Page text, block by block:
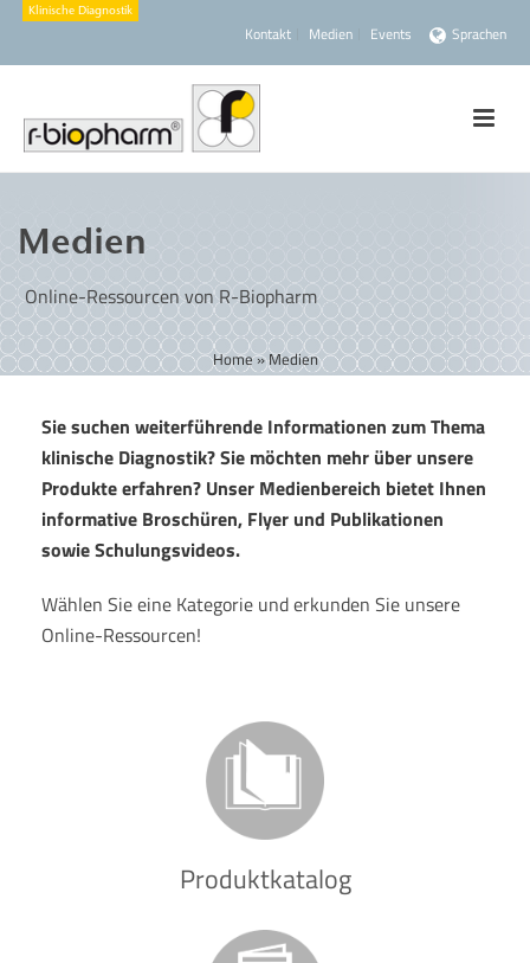
Kontakt Medien Events Sprachen
Medien
Online-Ressourcen von R-Biopharm
Home»Medien
Sie suchen weiterführende Informationen zum Thema
klinische Diagnostik? Sie möchten mehr über unsere
Produkte erfahren? Unser Medienbereich bietet Ihnen
informative Broschüren, Flyer und Publikationen
sowie Schulungsvideos.
Wählen Sie eine Kategorie und erkunden Sie unsere
Online-Ressourcen!
Produktkatalog